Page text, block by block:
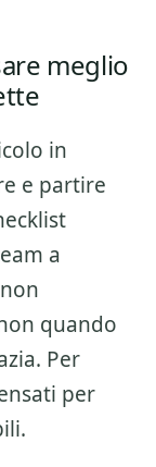
meglio
in
e partire
a
quando
Per
per